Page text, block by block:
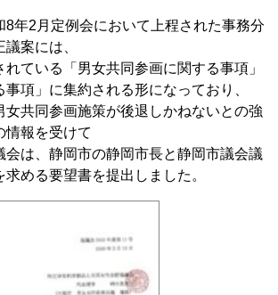
8年2月定例会において上程された事務分
案には、
ている「男女共同参画に関する事項」
項」に集約される形になっており、
女共同参画施策が後退しかねないとの強
情報を受けて
会は、静岡市の静岡市長と静岡市議会議
める要望書を提出しました。